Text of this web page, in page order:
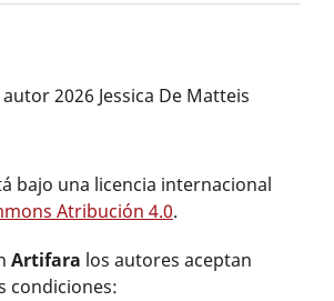
2026 Jessica De Matteis
bajo una licencia internacional
Atribución 4.0.
Artifara los autores aceptan
condiciones: